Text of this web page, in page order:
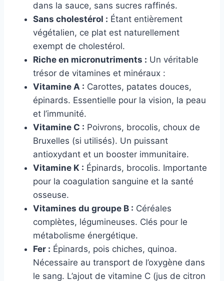
dans la sauce, sans sucres raffinés.
Sans cholestérol : Étant entièrement
végétalien, ce plat est naturellement
exempt de cholestérol.
Riche en micronutriments : Un véritable
trésor de vitamines et minéraux :
Vitamine A : Carottes, patates douces,
épinards. Essentielle pour la vision, la peau
et l’immunité.
Vitamine C : Poivrons, brocolis, choux de
Bruxelles (si utilisés). Un puissant
antioxydant et un booster immunitaire.
Vitamine K : Épinards, brocolis. Importante
pour la coagulation sanguine et la santé
osseuse.
Vitamines du groupe B : Céréales
complètes, légumineuses. Clés pour le
métabolisme énergétique.
Fer : Épinards, pois chiches, quinoa.
Nécessaire au transport de l’oxygène dans
le sang. L’ajout de vitamine C (jus de citron